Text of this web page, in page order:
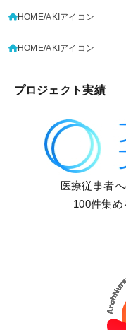
HOME AKIアイコン
HOME AKIアイコン
プロジェクト実績
医療従事者
100件集め